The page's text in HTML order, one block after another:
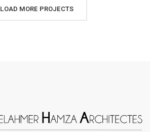
LOAD MORE PROJECTS